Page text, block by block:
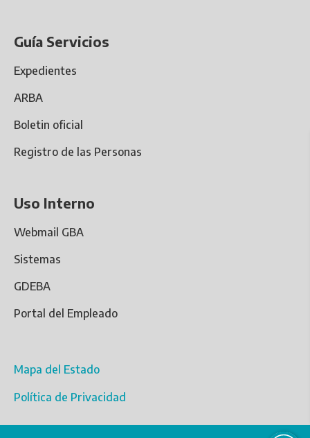
Guía Servicios
Expedientes
ARBA
Boletin oficial
Registro de las Personas
Uso Interno
Webmail GBA
Sistemas
GDEBA
Portal del Empleado
Mapa del Estado
Política de Privacidad